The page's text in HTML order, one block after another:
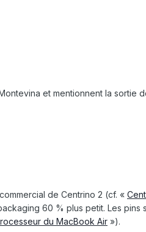
et mentionnent la sortie
de Centrino 2 (cf. «
60 % plus petit. Les pins
du MacBook Air »).